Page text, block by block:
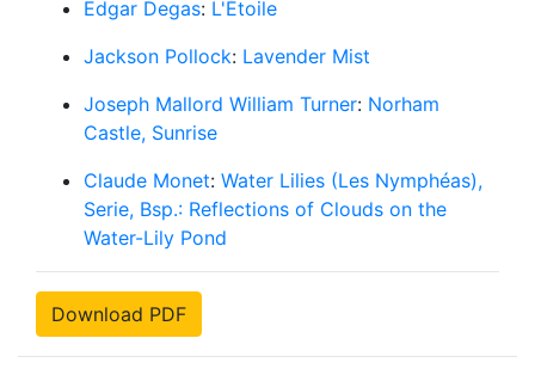
Edgar Degas: L'Étoile
Jackson Pollock: Lavender Mist
Joseph Mallord William Turner: Norham
Castle, Sunrise
Claude Monet: Water Lilies (Les Nymphéas),
Serie, Bsp.: Reflections of Clouds on the
Water-Lily Pond
Download PDF